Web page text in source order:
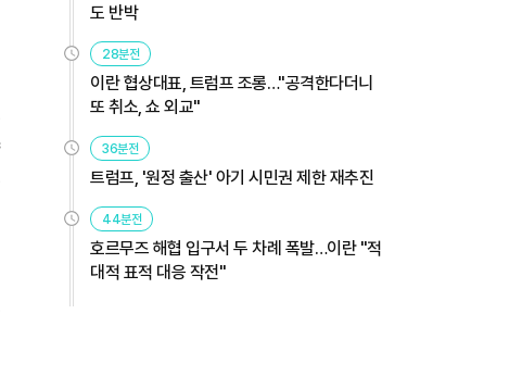
도 반박
28분전
이란 협상대표, 트럼프 조롱…"공격한다더니
또 취소, 쇼 외교"
36분전
트럼프, '원정 출산' 아기 시민권 제한 재추진
44분전
호르무즈 해협 입구서 두 차례 폭발…이란 "적
대적 표적 대응 작전"